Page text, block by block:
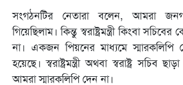
সংগঠনটির নেতারা বলেন, আমরা
গিয়েছিলাম। কিন্তু স্বরাষ্ট্রমন্ত্রী কিংবা
না। একজন পিয়নের মাধ্যমে স্মারকলিপি
হয়েছে। স্বরাষ্ট্রমন্ত্রী অথবা স্বরাষ্ট্র সচিব
আমরা স্মারকলিপি দেন না।